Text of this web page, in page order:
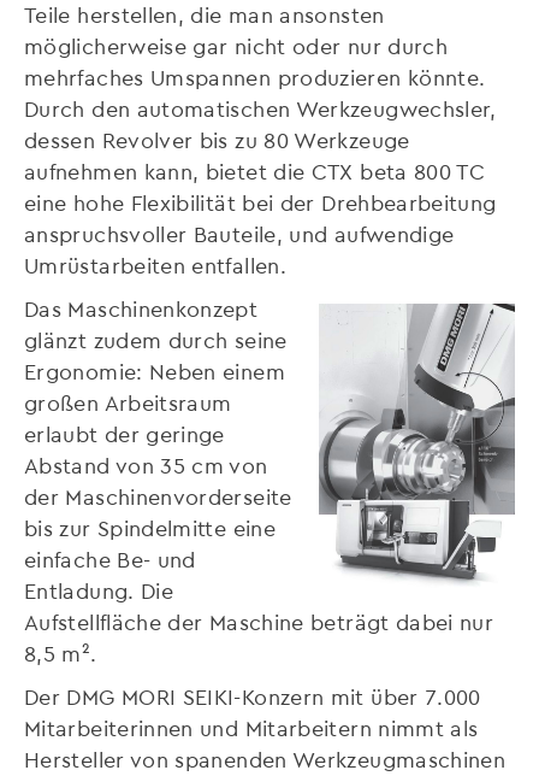
Teile herstellen, die man ansonsten
möglicherweise gar nicht oder nur durch
mehrfaches Umspannen produzieren könnte.
Durch den automatischen Werkzeugwechsler,
dessen Revolver bis zu 80 Werkzeuge
aufnehmen kann, bietet die CTX beta 800 TC
eine hohe Flexibilität bei der Drehbearbeitung
anspruchsvoller Bauteile, und aufwendige
Umrüstarbeiten entfallen.
Das Maschinenkonzept
glänzt zudem durch seine
Ergonomie: Neben einem
großen Arbeitsraum
erlaubt der geringe
Abstand von 35 cm von
der Maschinenvorderseite
bis zur Spindelmitte eine
einfache Be- und
Entladung. Die
Aufstellfläche der Maschine beträgt dabei nur
8,5 m².
Der DMG MORI SEIKI-Konzern mit über 7.000
Mitarbeiterinnen und Mitarbeitern nimmt als
Hersteller von spanenden Werkzeugmaschinen